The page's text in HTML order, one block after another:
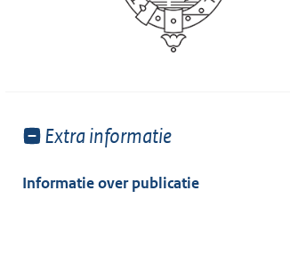
Toon
van:
Extra informatie
Informatie over publicatie